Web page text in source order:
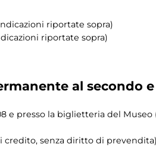
riportate sopra)
riportate sopra)
al secondo
e presso la biglietteria del
senza diritto di